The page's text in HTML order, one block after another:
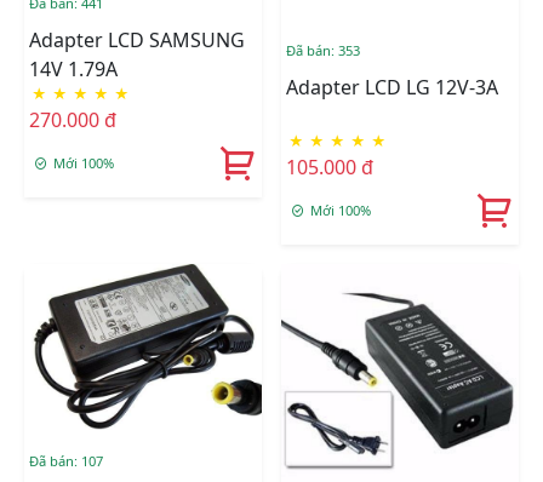
Adapter LCD SAMSUNG
14V 1.79A
★ ★ ★ ★ ★
270.000 đ
Mới 100%
Đã bán: 353
Adapter LCD LG 12V-3A
★ ★ ★ ★ ★
105.000 đ
Mới 100%
Đã bán: 107